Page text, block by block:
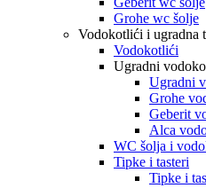
Grohe wc šolje
Vodokotlići i ugradna
Vodokotlići
Ugradni
Ugradni
Grohe
Geberit
Alca
WC šolja i
Tipke i tasteri
Tipke i